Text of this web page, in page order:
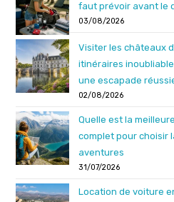
faut prévoir avant le
03/08/2026
Visiter les châteaux
itinéraires
une escapade
02/08/2026
Quelle est la
complet pour choisir
aventures
31/07/2026
Location de voiture